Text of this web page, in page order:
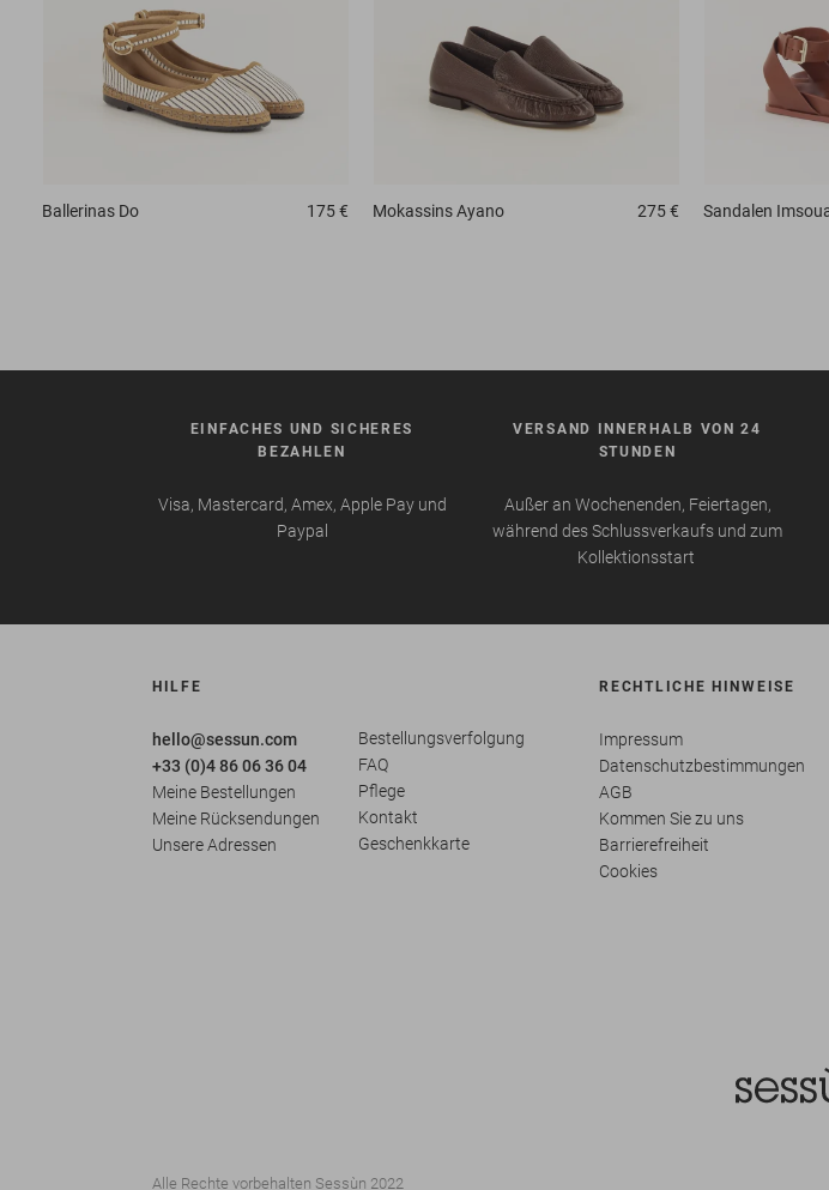
Ballerinas Do 175 € MokassinsAyano 275 € Sandalen
EINFACHES UND SICHERES
BEZAHLEN
Visa, Mastercard, Amex, Apple Pay und
Paypal
VERSAND INNERHALB VON 24
STUNDEN
Außer an Wochenenden, Feiertagen,
während des Schlussverkaufs und zum
Kollektionsstart
HILFE
hello@sessun.com
+33 (0)4 86 06 36 04
Meine Bestellungen
Meine Rücksendungen
Unsere Adressen
Bestellungsverfolgung
FAQ
Pflege
Kontakt
Geschenkkarte
RECHTLICHE HINWEISE
Impressum
Datenschutzbestimmungen
AGB
Kommen Sie zu uns
Barrierefreiheit
Cookies
Alle Rechte vorbehalten Sessùn 2022